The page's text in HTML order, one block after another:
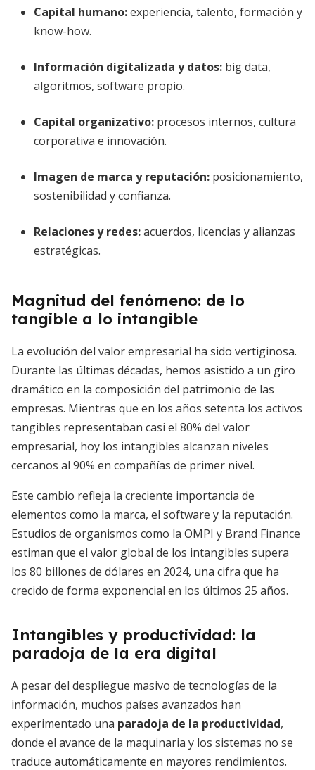
Capital humano:experiencia, talento, formación y
know-how.
Información digitalizada y datos: big data,
algoritmos, software propio.
Capital organizativo: procesos internos, cultura
corporativa e innovación.
Imagen de marca y reputación: posicionamiento,
sostenibilidad y confianza.
Relaciones y redes:acuerdos, licencias y alianzas
estratégicas.
Magnitud del fenómeno: de lo
tangible a lo intangible
La evolución del valor empresarial ha sido vertiginosa.
Durante las últimas décadas, hemos asistido a un giro
dramático en la composición del patrimonio de las
empresas. Mientras que en los años setenta los activos
tangibles representaban casi el 80% del valor
empresarial, hoy los intangibles alcanzan niveles
cercanos al 90% en compañías de primer nivel.
Este cambio refleja la creciente importancia de
elementos como la marca, el software y la reputación.
Estudios de organismos como la OMPI y Brand Finance
estiman que el valor global de los intangibles supera
los 80 billones de dólares en 2024, una cifra que ha
crecido de forma exponencial en los últimos 25 años.
Intangibles y productividad: la
paradoja de la era digital
A pesar del despliegue masivo de tecnologías de la
información, muchos países avanzados han
experimentado una paradoja de la productividad,
donde el avance de la maquinaria y los sistemas no se
traduce automáticamente en mayores rendimientos.